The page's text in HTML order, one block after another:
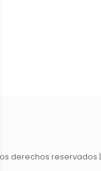
derechos reservados |